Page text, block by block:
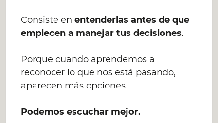
Consiste enentenderlas antes de que
empiecen a manejar tus decisiones.
Porque cuando aprendemos a
reconocer lo que nos está pasando,
aparecen más opciones.
Podemos escuchar mejor.